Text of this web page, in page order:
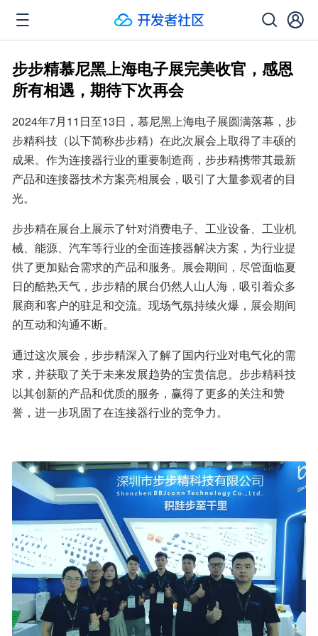
步步精慕尼黑上海电子展完美收官，感恩
所有相遇，期待下次再会
2024年7月11日至13日，慕尼黑上海电子展圆满落幕，步
步精科技（以下简称步步精）在此次展会上取得了丰硕的
成果。作为连接器行业的重要制造商，步步精携带其最新
产品和连接器技术方案亮相展会，吸引了大量参观者的目
光。
步步精在展台上展示了针对消费电子、工业设备、工业机
械、能源、汽车等行业的全面连接器解决方案，为行业提
供了更加贴合需求的产品和服务。展会期间，尽管面临夏
日的酷热天气，步步精的展台仍然人山人海，吸引着众多
展商和客户的驻足和交流。现场气氛持续火爆，展会期间
的互动和沟通不断。
通过这次展会，步步精深入了解了国内行业对电气化的需
求，并获取了关于未来发展趋势的宝贵信息。步步精科技
以其创新的产品和优质的服务，赢得了更多的关注和赞
誉，进一步巩固了在连接器行业的竞争力。